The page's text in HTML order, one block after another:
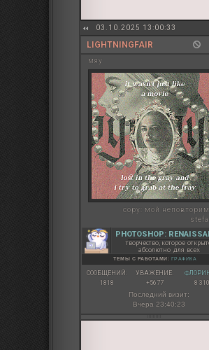
03.10.2025 13:00:33
LIGHTNINGFAIR
мяу
copy:
мой
PHOTOSHOP:
творчество, которое
абсолютно для всех
ТЕМЫ С РАБОТАМИ: ГРАФИКА
СООБЩЕНИЙ:
1818
УВАЖЕНИЕ:
+5677
8 310
Последний визит:
Вчера 23:40:23